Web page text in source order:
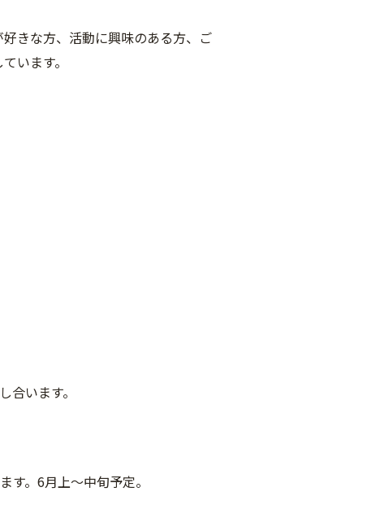
きな方、活動に興味のある方、ご
います。
います。
。6月上～中旬予定。